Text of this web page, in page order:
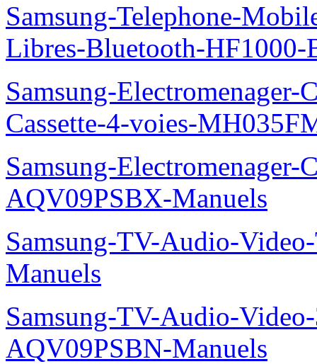
Samsung-Telephone-
Libres-Bluetooth-HF1000-
Samsung-Electromenager-
Cassette-4-voies-
Samsung-Electromenager-
AQV09PSBX-Manuels
Samsung-TV-Audio-
Manuels
Samsung-TV-Audio-
AQV09PSBN-Manuels